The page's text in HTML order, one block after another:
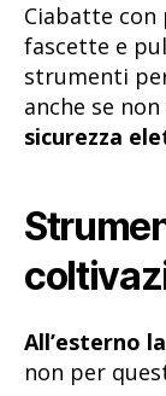
Ciabatte
fascette e
strumenti
anche se
sicurezza
All’esterno
non per